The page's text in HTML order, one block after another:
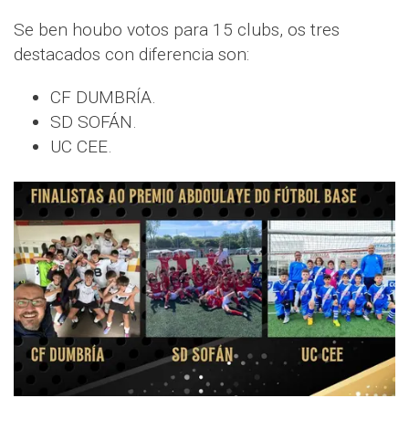
Se ben houbo votos para 15 clubs, os tres
destacados con diferencia son:
CF DUMBRÍA.
SD SOFÁN.
UC CEE.